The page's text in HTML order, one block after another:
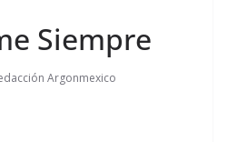
Siempre
Argonmexico